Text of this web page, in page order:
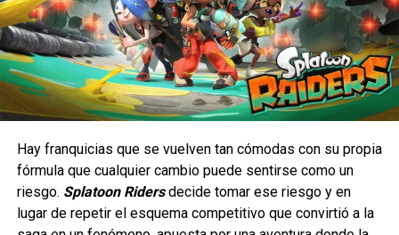
Hay franquicias que se vuelven tan cómodas con su propia
fórmula que cualquier cambio puede sentirse como un
riesgo. Splatoon Ridersdecide tomar ese riesgo y en
lugar de repetir el esquema competitivo que convirtió a la